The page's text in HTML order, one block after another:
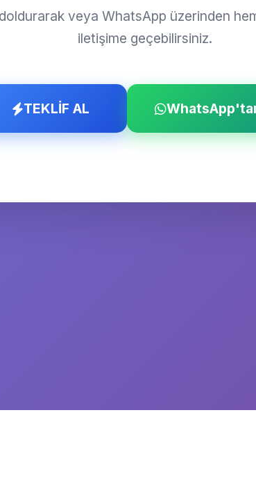
veya WhatsApp üzerinden
iletişime geçebilirsiniz.
TEKLİF AL